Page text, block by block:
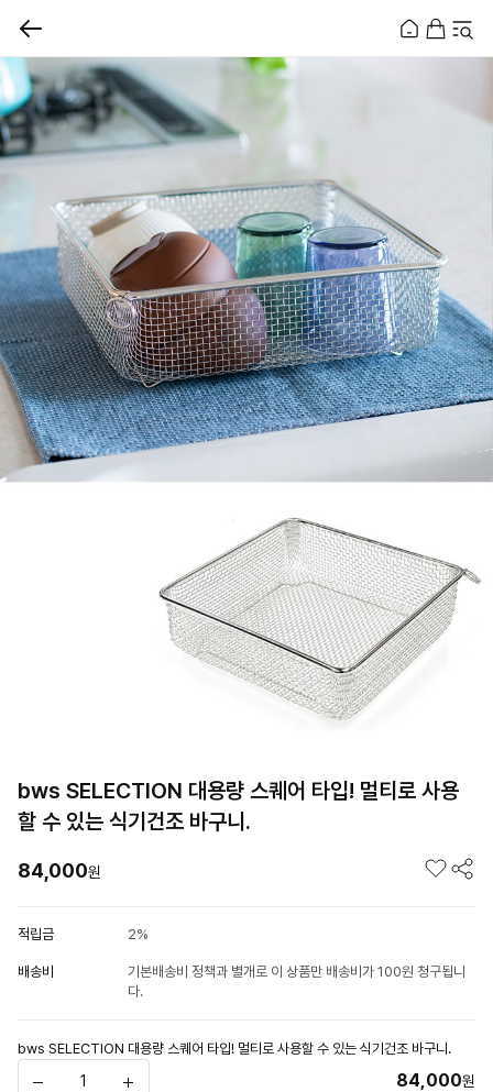
bws SELECTION 대용량 스퀘어 타입! 멀티로 사용
할 수 있는 식기건조 바구니.
84,000원
적립금 2%
배송비
기본배송비 정책과 별개로 이 상품만 배송비가 100원 청구됩니
다.
bws SELECTION 대용량 스퀘어 타입! 멀티로 사용할 수 있는 식기건조 바구니.
84,000원